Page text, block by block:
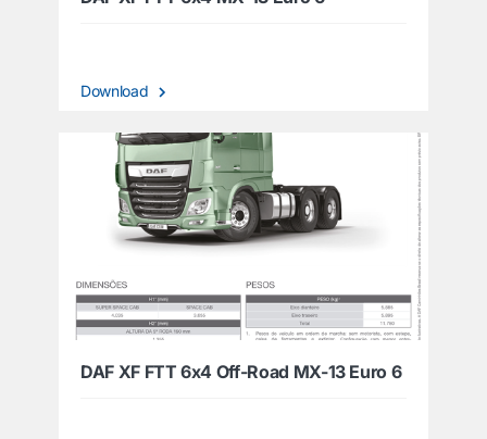
Download
DAF XF FTT 6x4 Off-Road MX-13 Euro 6